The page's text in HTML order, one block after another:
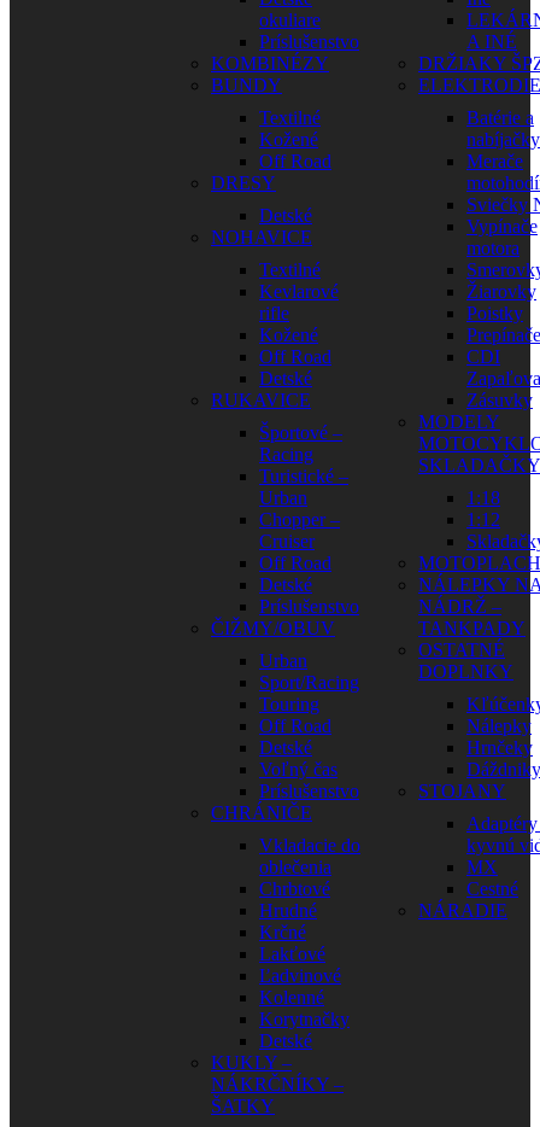
okuliare
Príslušenstvo
KOMBINÉZY
BUNDY
Textilné
Kožené
Off Road
DRESY
Detské
NOHAVICE
Textilné
Kevlarové
rifle
Kožené
Off Road
Detské
RUKAVICE
Športové –
Racing
Turistické –
Urban
Chopper –
Cruiser
Off Road
Detské
Príslušenstvo
ČIŽMY/OBUV
Urban
Sport/Racing
Touring
Off Road
Detské
Voľný čas
Príslušenstvo
CHRÁNIČE
Vkladacie do
oblečenia
Chrbtové
Hrudné
Krčné
Lakťové
Ľadvinové
Kolenné
Korytnačky
Detské
KUKLY –
NÁKRČNÍKY –
ŠATKY
A INÉ
DRŽIAKY
Batérie a
nabíjačky
Merače
Sviečky
Vypínače
motora
Žiarovky
Poistky
Prepínače
CDI
Zásuvky
MODELY
SKLADAČKY
1:18
1:12
NÁLEPKY
NÁDRŽ –
TANKPADY
OSTATNÉ
DOPLNKY
Nálepky
Hrnčeky
Dáždniky
STOJANY
kyvnú
MX
Cestné
NÁRADIE